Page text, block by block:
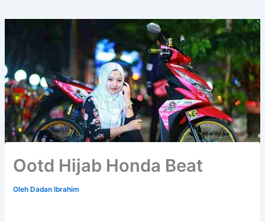
Ootd Hijab Honda Beat
OlehDadan Ibrahim